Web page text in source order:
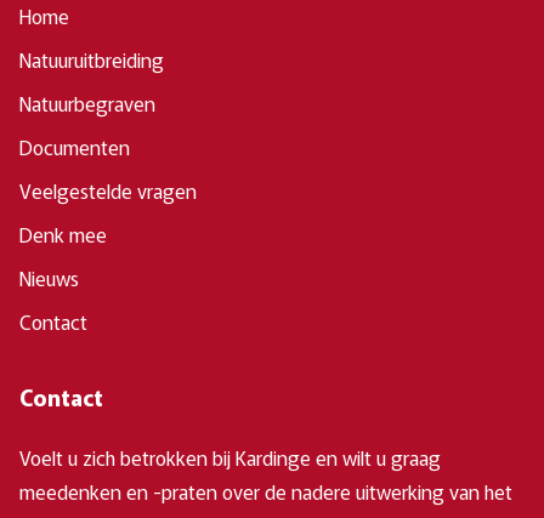
Home
Natuuruitbreiding
Natuurbegraven
Documenten
Veelgestelde vragen
Denk mee
Nieuws
Contact
Contact
Voelt u zich betrokken bij Kardinge en wilt u graag
meedenken en -praten over de nadere uitwerking van het